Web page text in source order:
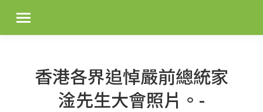
香港各界追悼嚴前總統家
淦先生大會照片。-